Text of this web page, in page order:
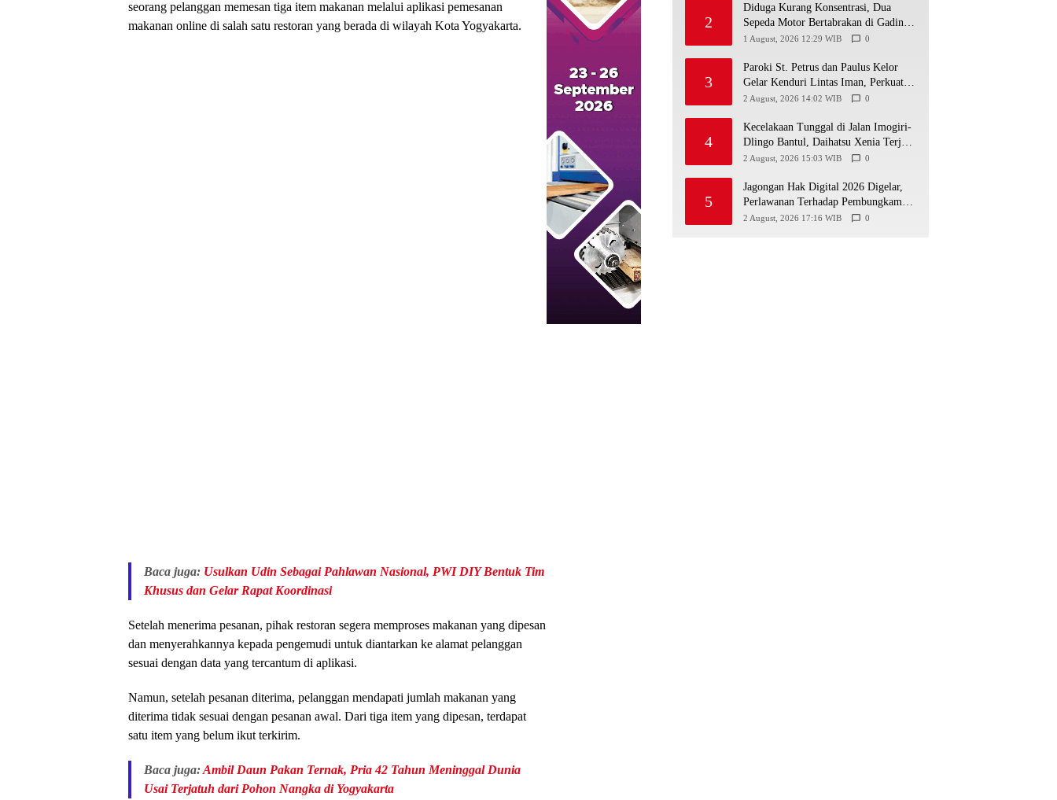
seorang pelanggan memesan tiga item makanan melalui aplikasi pemesanan
makanan online di salah satu restoran yang berada di wilayah Kota Yogyakarta.
Baca juga: Usulkan Udin Sebagai Pahlawan Nasional, PWI DIY Bentuk Tim
Khusus dan Gelar Rapat Koordinasi
Setelah menerima pesanan, pihak restoran segera memproses makanan yang dipesan
dan menyerahkannya kepada pengemudi untuk diantarkan ke alamat pelanggan
sesuai dengan data yang tercantum di aplikasi.
Namun, setelah pesanan diterima, pelanggan mendapati jumlah makanan yang
diterima tidak sesuai dengan pesanan awal. Dari tiga item yang dipesan, terdapat
satu item yang belum ikut terkirim.
Baca juga:Ambil Daun Pakan Ternak, Pria 42 Tahun Meninggal Dunia
Usai Terjatuh dari Pohon Nangka di Yogyakarta
2
Diduga Kurang Konsentrasi, Dua
Sepeda Motor Bertabrakan di Gading
Playen, Mahasiswi Meninggal
1 August, 2026 12:29 WIB 0
3
Paroki St. Petrus dan Paulus Kelor
Gelar Kenduri Lintas Iman, Perkuat
Kerukunan di Gunungkidul
2 August, 2026 14:02 WIB 0
4
Kecelakaan Tunggal di Jalan Imogiri-
Dlingo Bantul, Daihatsu Xenia Terjun
ke Jurang
2 August, 2026 15:03 WIB 0
5
Jagongan Hak Digital 2026 Digelar,
Perlawanan Terhadap Pembungkaman
Media Digital
2 August, 2026 17:16 WIB 0